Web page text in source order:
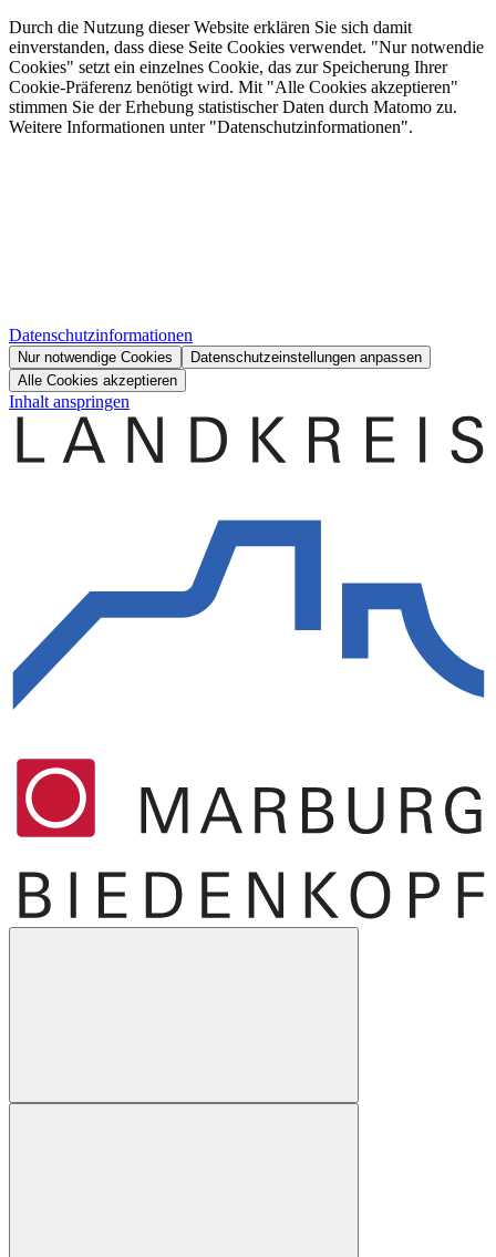
Durch die Nutzung dieser Website erklären Sie sich damit
einverstanden, dass diese Seite Cookies verwendet. "Nur notwendie
Cookies" setzt ein einzelnes Cookie, das zur Speicherung Ihrer
Cookie-Präferenz benötigt wird. Mit "Alle Cookies akzeptieren"
stimmen Sie der Erhebung statistischer Daten durch Matomo zu.
Weitere Informationen unter "Datenschutzinformationen".
Datenschutzinformationen
Nur notwendige Cookies
Datenschutzeinstellungen anpassen
Alle Cookies akzeptieren
Inhalt anspringen